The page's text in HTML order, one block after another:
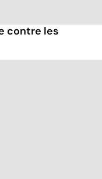
contre les